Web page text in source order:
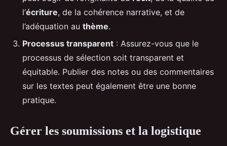
l’écriture, de la cohérence narrative, et de
l’adéquation au thème.
Processus transparent : Assurez-vous que le
processus de sélection soit transparent et
équitable. Publier des notes ou des commentaires
sur les textes peut également être une bonne
pratique.
Gérer les soumissions et la logistique